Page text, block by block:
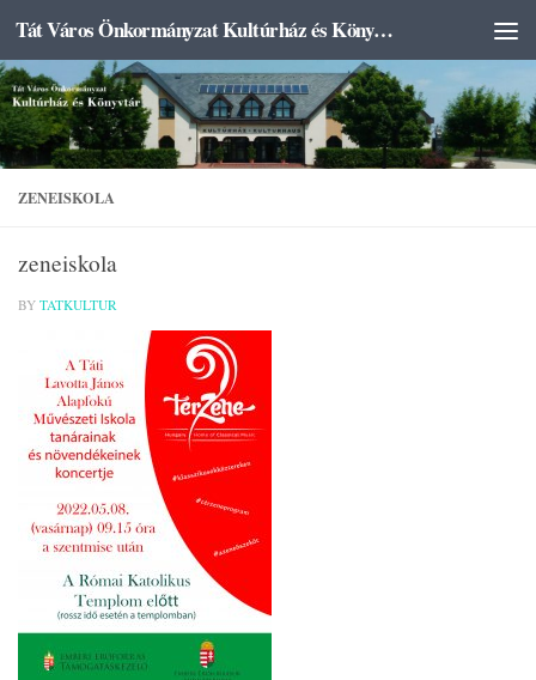
Skip to content Tát Város Önkormányzat Kultúrház és Könyvtár
ZENEISKOLA
zeneiskola
BY TATKULTUR